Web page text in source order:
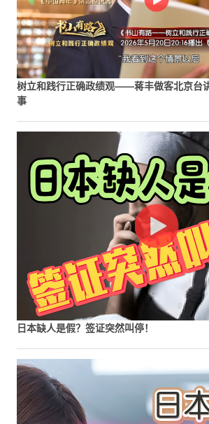
树立和践行正确政绩观——蒋丰做客北京台
事
日本缺人是假？签证突然叫停！